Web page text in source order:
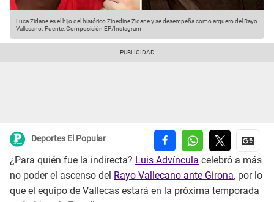
Luca Zidane es el hijo del histórico Zinedine Zidane y se desempeña como arquero del Rayo
Vallecano. Fuente: Composición EP/Instagram
Deportes El Popular
¿Para quién fue la indirecta? Luis Advíncula celebró a más
no poder el ascenso del Rayo Vallecano ante Girona, por lo
que el equipo de Vallecas estará en la próxima temporada